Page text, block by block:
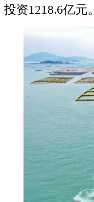
投资1218.6亿元。